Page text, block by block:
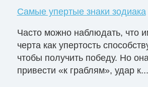
Самые упертые знаки зодиака
Часто можно наблюдать, что
черта как упертость
чтобы получить победу. Но
привести «к граблям», удар к...